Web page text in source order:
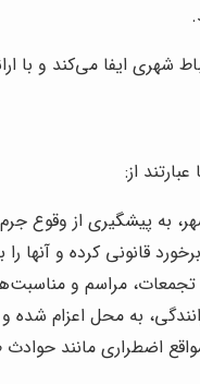
ایفا می‌کند و با
از:
به پیشگیری از وقوع
قانونی کرده و آنها
مراسم و
به محل اعزام شده
اضطراری مانند